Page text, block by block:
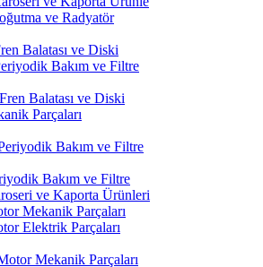
ve Radyatör
Balatası ve Diski
Bakım ve Filtre
Balatası ve Diski
Parçaları
Bakım ve Filtre
Bakım ve Filtre
ve Kaporta Ürünleri
Mekanik Parçaları
Elektrik Parçaları
Mekanik Parçaları